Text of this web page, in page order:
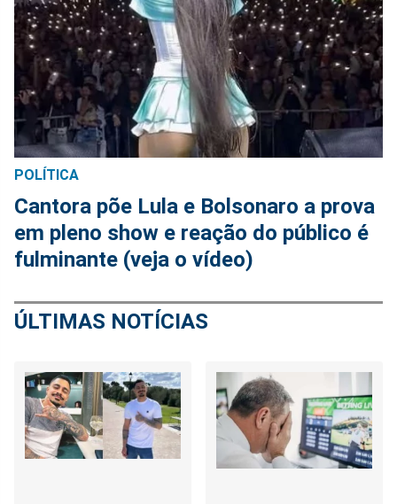
POLÍTICA
Cantora põe Lula e Bolsonaro a prova
em pleno show e reação do público é
fulminante (veja o vídeo)
ÚLTIMAS NOTÍCIAS